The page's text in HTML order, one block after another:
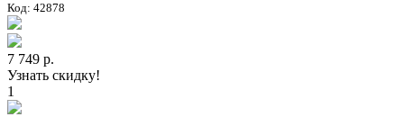
Код: 42878
7 749 р.
Узнать скидку!
1